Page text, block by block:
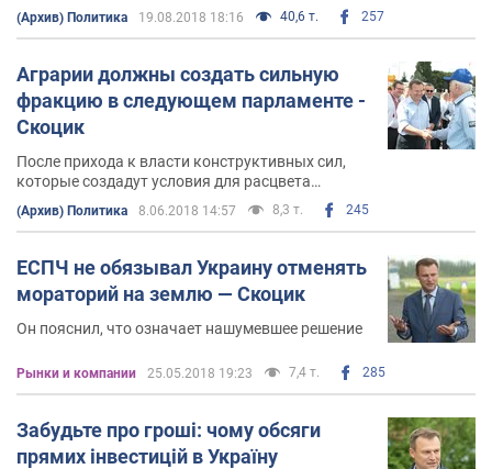
(Архив) Политика 19.08.2018 18:16 40,6 т. 257
Аграрии должны создать сильную
фракцию в следующем парламенте -
Скоцик
После прихода к власти конструктивных сил,
которые создадут условия для расцвета
экономики и самореализации человека,
начнется поступательное развитие страны
(Архив) Политика 8.06.2018 14:57 8,3 т. 245
ЕСПЧ не обязывал Украину отменять
мораторий на землю — Скоцик
Он пояснил, что означает нашумевшее решение
Рынки и компании 25.05.2018 19:23 7,4 т. 285
Забудьте про гроші: чому обсяги
прямих інвестицій в Україну